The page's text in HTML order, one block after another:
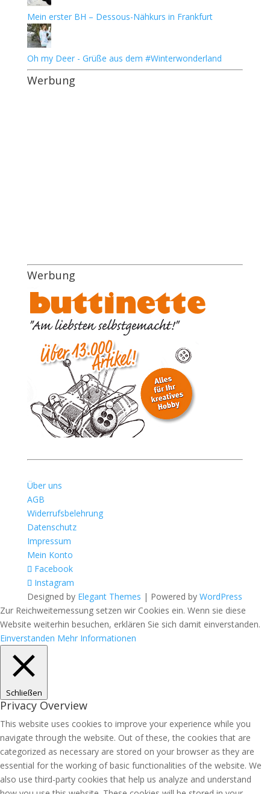
Mein erster BH – Dessous-Nähkurs in Frankfurt
Oh my Deer - Grüße aus dem #Winterwonderland
Werbung
Werbung
Über uns
AGB
Widerrufsbelehrung
Datenschutz
Impressum
Mein Konto
Facebook
Instagram
Designed by Elegant Themes | Powered by WordPress
Zur Reichweitemessung setzen wir Cookies ein. Wenn sie diese
Website weiterhin besuchen, erklären Sie sich damit einverstanden.
Einverstanden Mehr Informationen
Schließen
Privacy Overview
This website uses cookies to improve your experience while you
navigate through the website. Out of these, the cookies that are
categorized as necessary are stored on your browser as they are
essential for the working of basic functionalities of the website. We
also use third-party cookies that help us analyze and understand